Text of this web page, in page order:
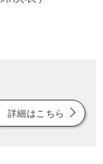
詳細はこちら